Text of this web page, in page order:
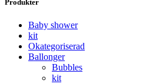
Produkter
Baby shower
kit
Okategoriserad
Ballonger
Bubbles
kit